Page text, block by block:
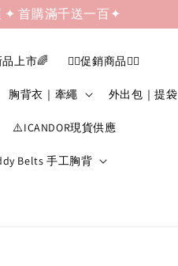
✦ 首購滿千送一百✦
品上市🌈 ❤️‍🔥促銷商品❤️‍🔥
胸背衣｜牽繩 外出包｜提袋
⚠️ICANDOR現貨供應
Belts 手工胸背